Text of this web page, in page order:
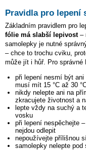
Pravidla pro lepení
Základním pravidlem pro
fólie má slabší lepivost–
samolepky je nutné
– chce to trochu cviku,
může jít i hůř. Pro správné
při lepení nesmí být
musí mít 15 °C až 30
nikdy nelepte ani na
zkracujete životnost a
lepte vždy na suchý a
vosku
při lepení nespěchejte
nejdou odlepit
nepoužívejte přílišnou
samolepky nelepte pod